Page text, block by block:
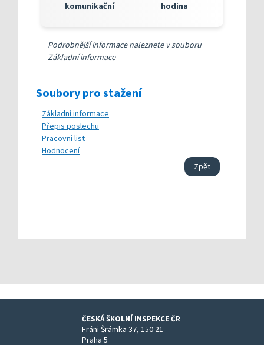
komunikační
hodina
Podrobnější informace naleznete v souboru
Základní informace
Soubory pro stažení
Základní informace
Přepis poslechu
Pracovní list
Hodnocení
Zpět
ČESKÁ ŠKOLNÍ INSPEKCE ČR
Fráni Šrámka 37, 150 21
Praha 5